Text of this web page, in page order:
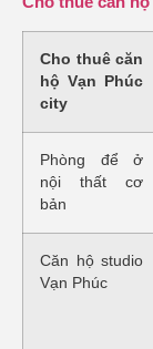
Cho thuê căn
hộ Vạn Phúc
city
Phòng để ở
nội thất cơ
bản
Căn hộ studio
Vạn Phúc